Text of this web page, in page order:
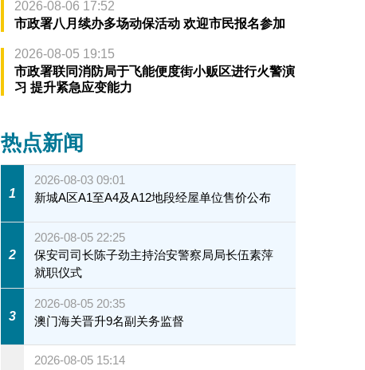
2026-08-06 17:52
市政署八月续办多场动保活动 欢迎市民报名参加
2026-08-05 19:15
市政署联同消防局于飞能便度街小贩区进行火警演
习 提升紧急应变能力
热点新闻
1
2026-08-03 09:01
新城A区A1至A4及A12地段经屋单位售价公布
2
2026-08-05 22:25
保安司司长陈子劲主持治安警察局局长伍素萍
就职仪式
3
2026-08-05 20:35
澳门海关晋升9名副关务监督
2026-08-05 15:14